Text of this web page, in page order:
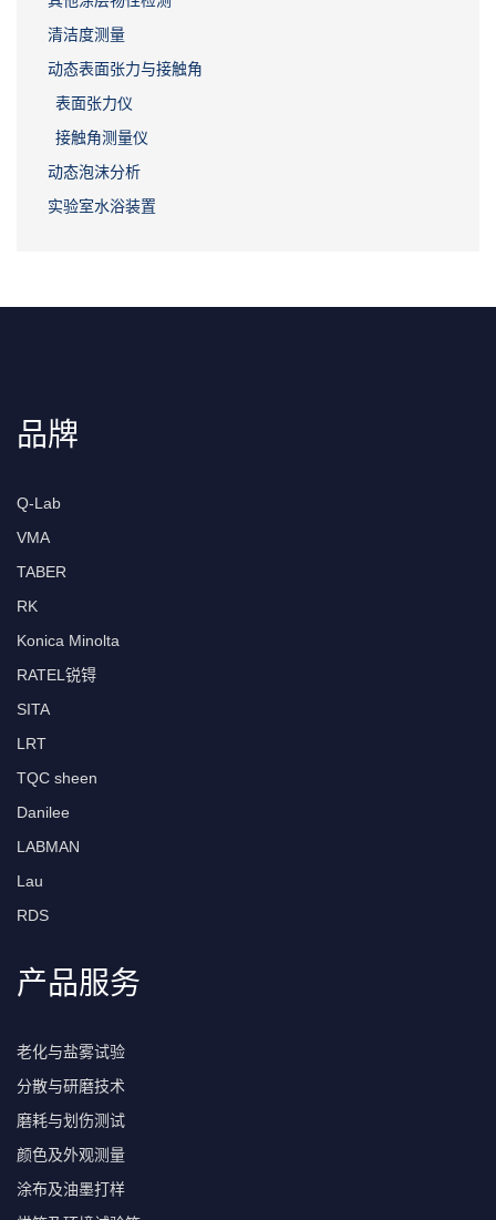
清洁度测量
动态表面张力与接触角
表面张力仪
接触角测量仪
动态泡沫分析
实验室水浴装置
品牌
Q-Lab
VMA
TABER
RK
Konica Minolta
RATEL锐锝
SITA
LRT
TQC sheen
Danilee
LABMAN
Lau
RDS
产品服务
老化与盐雾试验
分散与研磨技术
磨耗与划伤测试
颜色及外观测量
涂布及油墨打样